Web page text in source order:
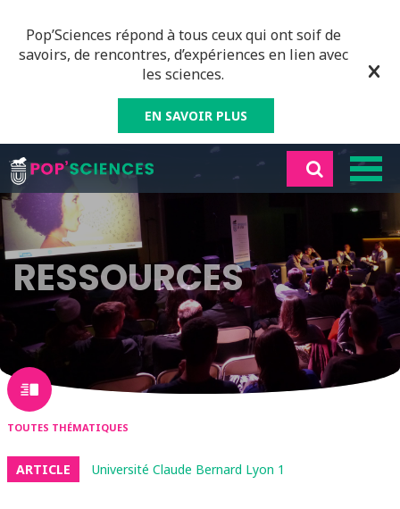
Pop’Sciences répond à tous ceux qui ont soif de
savoirs, de rencontres, d’expériences en lien avec
les sciences.
EN SAVOIR PLUS
RESSOURCES
TOUTES THÉMATIQUES
ARTICLE Université Claude Bernard Lyon 1